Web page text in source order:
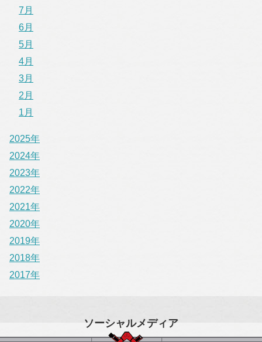
7月
6月
5月
4月
3月
2月
1月
2025年
2024年
2023年
2022年
2021年
2020年
2019年
2018年
2017年
ソーシャルメディア